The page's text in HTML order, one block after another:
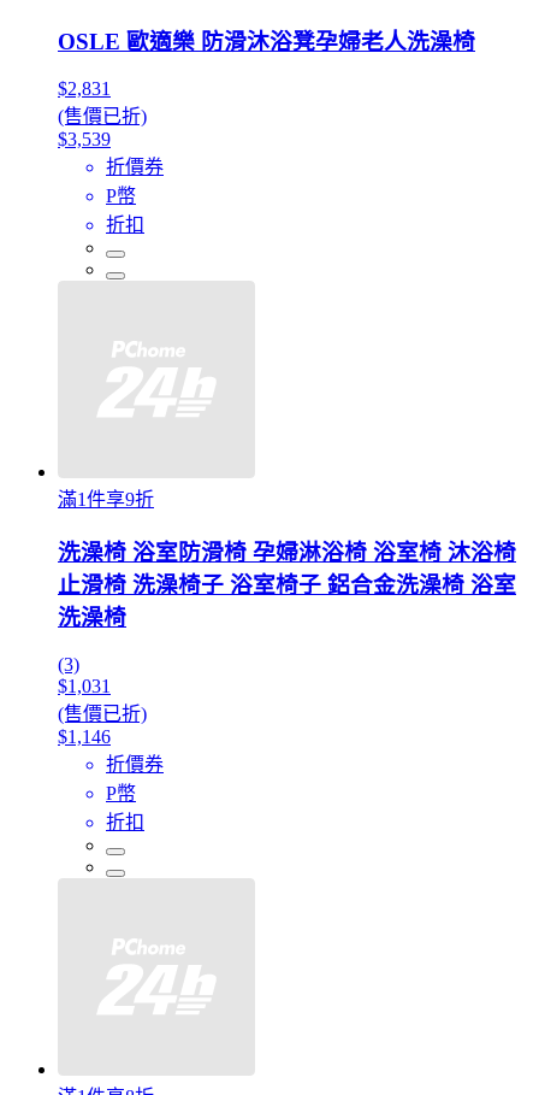
OSLE 歐適樂 防滑沐浴凳孕婦老人洗澡椅
$2,831
(售價已折)
$3,539
折價券
P幣
折扣
滿1件享9折
洗澡椅 浴室防滑椅 孕婦淋浴椅 浴室椅 沐浴椅
止滑椅 洗澡椅子 浴室椅子 鋁合金洗澡椅 浴室
洗澡椅
(3)
$1,031
(售價已折)
$1,146
折價券
P幣
折扣